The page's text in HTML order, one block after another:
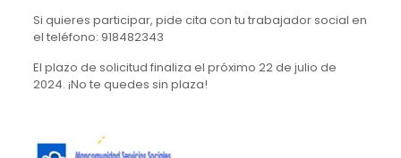
Si quieres participar, pide cita con tu trabajador social en
el teléfono: 918482343
El plazo de solicitud finaliza el próximo 22 de julio de
2024. ¡No te quedes sin plaza!